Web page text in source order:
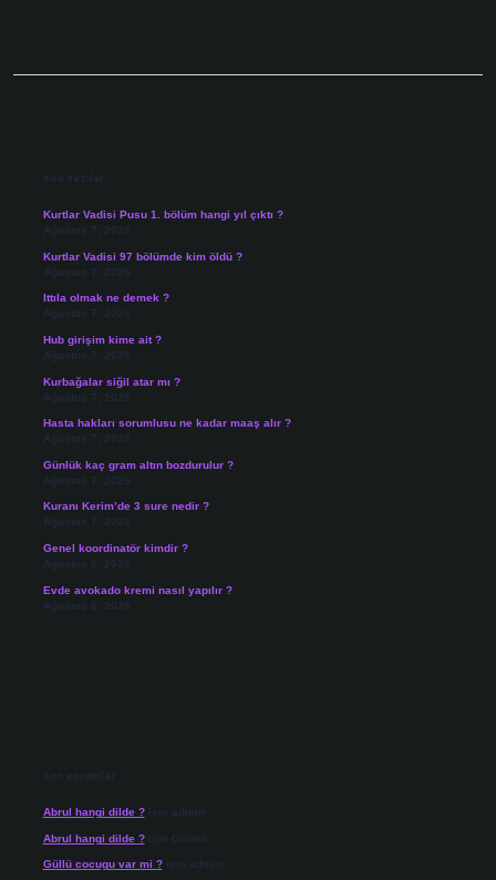
Son Yazılar
Kurtlar Vadisi Pusu 1. bölüm hangi yıl çıktı ?
Ağustos 7, 2026
Kurtlar Vadisi 97 bölümde kim öldü ?
Ağustos 7, 2026
Ittıla olmak ne demek ?
Ağustos 7, 2026
Hub girişim kime ait ?
Ağustos 7, 2026
Kurbağalar siğil atar mı ?
Ağustos 7, 2026
Hasta hakları sorumlusu ne kadar maaş alır ?
Ağustos 7, 2026
Günlük kaç gram altın bozdurulur ?
Ağustos 7, 2026
Kuranı Kerim’de 3 sure nedir ?
Ağustos 7, 2026
Genel koordinatör kimdir ?
Ağustos 6, 2026
Evde avokado kremi nasıl yapılır ?
Ağustos 6, 2026
Son yorumlar
Abrul hangi dilde ?için admin
Abrul hangi dilde ?için Gülten
Güllü cocugu var mi ?için admin